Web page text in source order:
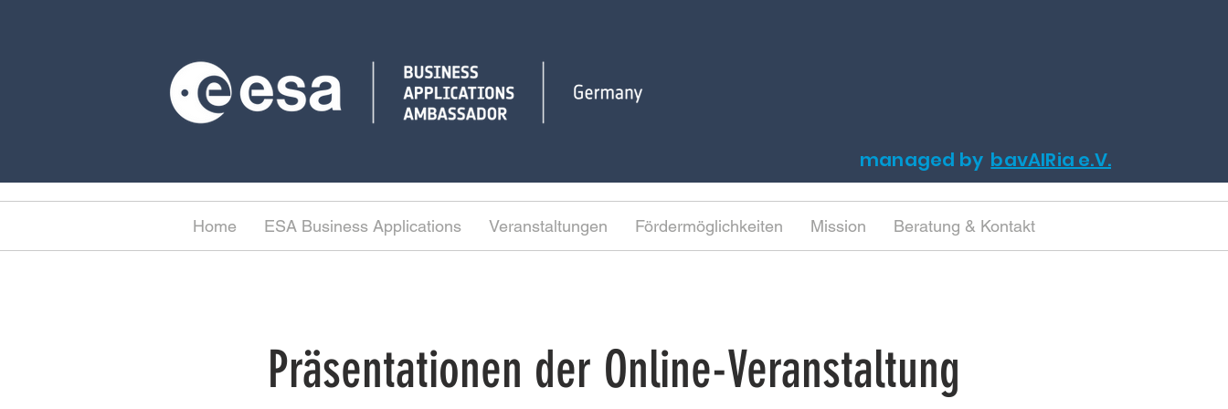
managed by bavAIRia e.V.
Home ESA Business Applications Veranstaltungen Fördermöglichkeiten Mission Beratung & Kontakt
Präsentationen der Online-Veranstaltung